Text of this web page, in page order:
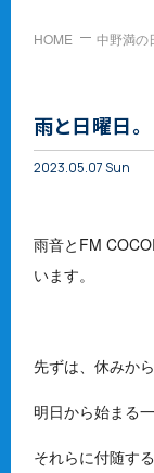
HOME 中野満の
雨と日曜日。
2023.05.07 Sun
雨音とFM
います。
先ずは、休みか
明日から始まる
それらに付随す